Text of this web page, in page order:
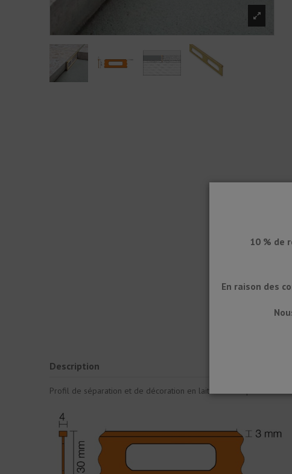
Description
Profil de séparation et de décoration en laiton massif pour sols
10 % de
En raison des